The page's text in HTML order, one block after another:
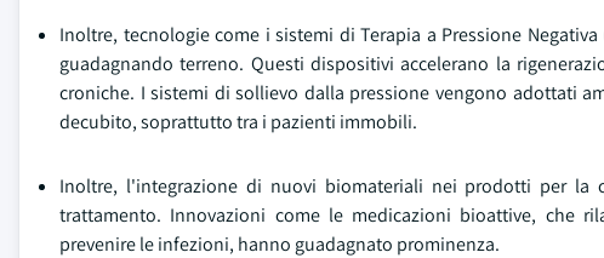
Inoltre, tecnologie come i sistemi di Terapia a Pressione
guadagnando terreno. Questi dispositivi accelerano la
croniche. I sistemi di sollievo dalla pressione vengono adottati
decubito, soprattutto tra i pazienti immobili.
Inoltre, l'integrazione di nuovi biomateriali nei prodotti per
trattamento. Innovazioni come le medicazioni bioattive, che
prevenire le infezioni, hanno guadagnato prominenza.